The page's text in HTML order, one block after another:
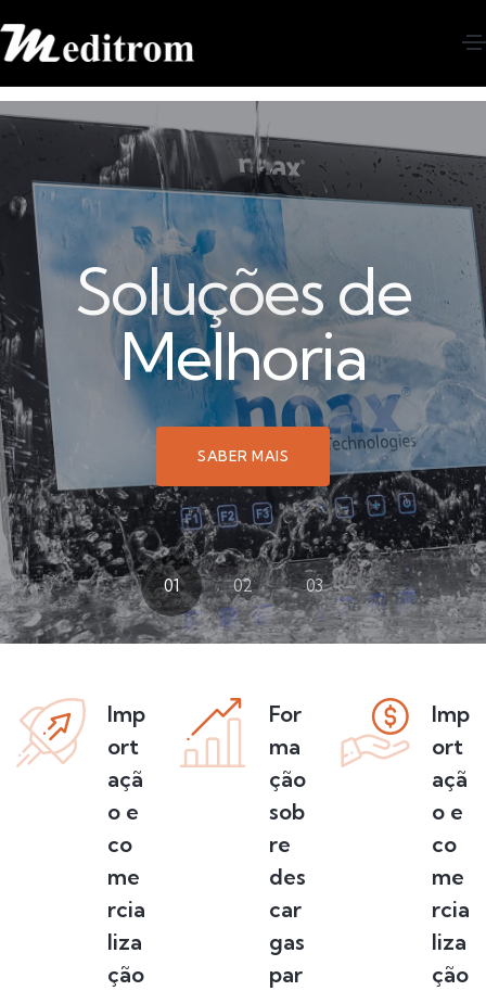
Soluções de
Melhoria
SABER MAIS
01 02 03
Imp
ort
açã
o e
co
me
rcia
liza
ção
For
ma
ção
sob
re
des
car
gas
par
Imp
ort
açã
o e
co
me
rcia
liza
ção